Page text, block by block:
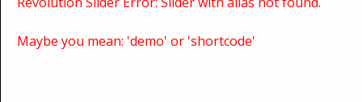
Maybe you mean: 'demo' or 'shortcode'